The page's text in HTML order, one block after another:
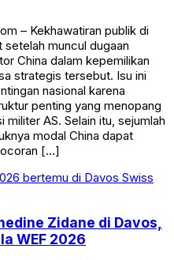
– Kekhawatiran publik di
muncul dugaan
China dalam kepemilikan
strategis tersebut. Isu ini
nasional karena
penting yang menopang
militer AS. Selain itu, sejumlah
modal China dapat
[…]
Zidane di Davos,
WEF 2026